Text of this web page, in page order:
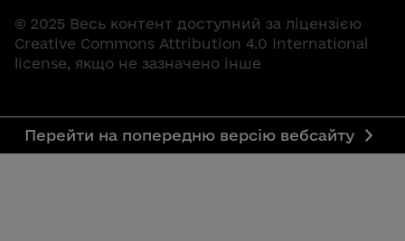
© 2025 Весь контент доступний за ліцензією
Creative Commons Attribution 4.0 International
license, якщо не зазначено інше
Перейти на попередню версію вебсайту